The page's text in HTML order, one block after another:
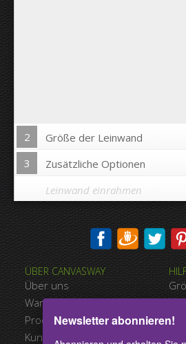
2
Größe der Leinwand
3
Zusätzliche Optionen
Bild auf Leinwandkanten
Leinwand einrahmen
ÜBER CANVASWAY
Über uns
Warum Canvasway.com
Produktqualität
Kundenreferenzen
Newsletter abonnieren!